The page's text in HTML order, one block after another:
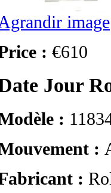
image
: €610
Jour
:
:
: